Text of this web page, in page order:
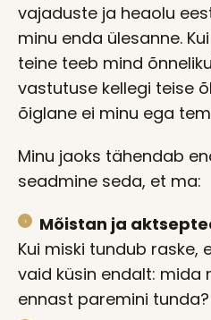
vajaduste ja heaolu
minu enda ülesanne.
teine teeb mind
vastutuse kellegi teise
õiglane ei minu ega
Minu jaoks tähendab
seadmine seda, et ma:
Mõistan ja
Kui miski tundub raske,
vaid küsin endalt: mida
ennast paremini tunda?